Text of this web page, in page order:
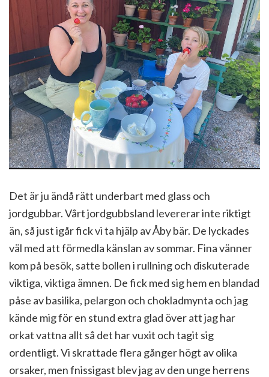
Det är ju ändå rätt underbart med glass och
jordgubbar. Vårt jordgubbsland levererar inte riktigt
än, så just igår fick vi ta hjälp av Åby bär. De lyckades
väl med att förmedla känslan av sommar. Fina vänner
kom på besök, satte bollen i rullning och diskuterade
viktiga, viktiga ämnen. De fick med sig hem en blandad
påse av basilika, pelargon och chokladmynta och jag
kände mig för en stund extra glad över att jag har
orkat vattna allt så det har vuxit och tagit sig
ordentligt. Vi skrattade flera gånger högt av olika
orsaker, men fnissigast blev jag av den unge herrens